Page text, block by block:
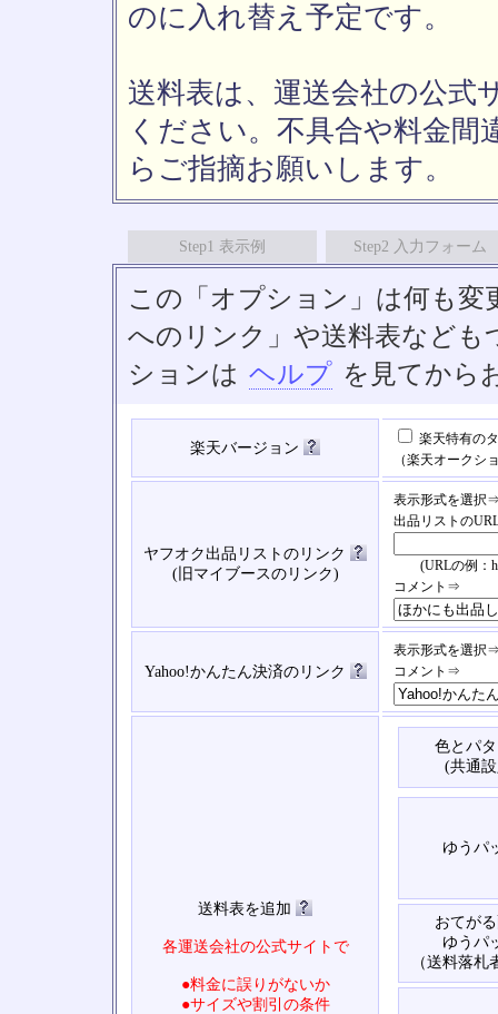
のに入れ替え予定です。
送料表は、運送会社の公式
ください。不具合や料金間
らご指摘お願いします。
Step1 表示例 Step2 入力フォーム
この「オプション」は何も
へのリンク」や送料表など
ションは ヘルプ を見てから
楽天バージョン
楽天特有の
（楽天オークシ
ヤフオク出品リストのリンク
(旧マイブースのリンク)
表示形式を選択
出品リストの
(URLの例：
コメント⇒
Yahoo!かんたん決済のリンク
表示形式を選択
コメント⇒
送料表を追加
各運送会社の公式サイトで
●料金に誤りがないか
●サイズや割引の条件
色とパ
(共通
ゆうパ
おてが
ゆうパ
（送料落札